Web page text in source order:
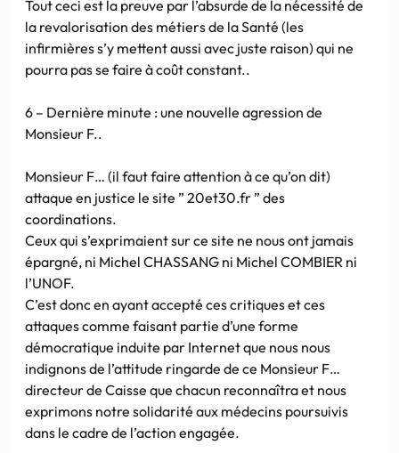
Tout ceci est la preuve par l’absurde de la nécessité de
la revalorisation des métiers de la Santé (les
infirmières s’y mettent aussi avec juste raison) qui ne
pourra pas se faire à coût constant..
6 – Dernière minute : une nouvelle agression de
Monsieur F..
Monsieur F… (il faut faire attention à ce qu’on dit)
attaque en justice le site ” 20et30.fr ” des
coordinations.
Ceux qui s’exprimaient sur ce site ne nous ont jamais
épargné, ni Michel CHASSANG ni Michel COMBIER ni
l’UNOF.
C’est donc en ayant accepté ces critiques et ces
attaques comme faisant partie d’une forme
démocratique induite par Internet que nous nous
indignons de l’attitude ringarde de ce Monsieur F…
directeur de Caisse que chacun reconnaîtra et nous
exprimons notre solidarité aux médecins poursuivis
dans le cadre de l’action engagée.